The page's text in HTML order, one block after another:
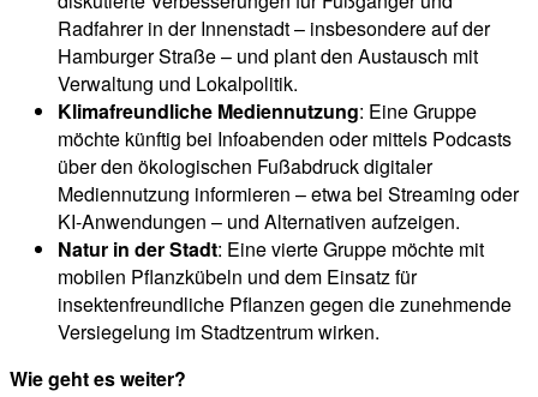
Radfahrer in der Innenstadt – insbesondere auf der
Hamburger Straße – und plant den Austausch mit
Verwaltung und Lokalpolitik.
Klimafreundliche Mediennutzung: Eine Gruppe
möchte künftig bei Infoabenden oder mittels Podcasts
über den ökologischen Fußabdruck digitaler
Mediennutzung informieren – etwa bei Streaming oder
KI-Anwendungen – und Alternativen aufzeigen.
Natur in der Stadt: Eine vierte Gruppe möchte mit
mobilen Pflanzkübeln und dem Einsatz für
insektenfreundliche Pflanzen gegen die zunehmende
Versiegelung im Stadtzentrum wirken.
Wie geht es weiter?